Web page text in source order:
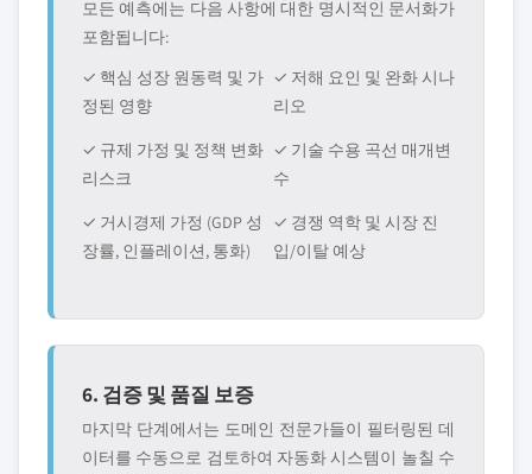
모든 예측에는 다음 사항에 대한 명시적인 문서화가
포함됩니다:
✓ 핵심 성장 원동력 및 가
정된 영향
✓ 저해 요인 및 완화 시나
리오
✓ 규제 가정 및 정책 변화
리스크
✓ 기술 수용 곡선 매개변
수
✓ 거시경제 가정 (GDP 성
장률, 인플레이션, 통화)
✓ 경쟁 역학 및 시장 진
입/이탈 예상
6. 검증 및 품질 보증
마지막 단계에서는 도메인 전문가들이 필터링된 데
이터를 수동으로 검토하여 자동화 시스템이 놀칠 수